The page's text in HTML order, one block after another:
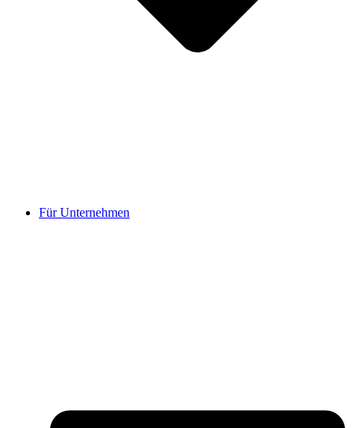
Für Unternehmen